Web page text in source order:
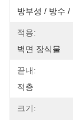
방부성 / 방수 /
적용:
벽면 장식물
끝내:
적층
크기: